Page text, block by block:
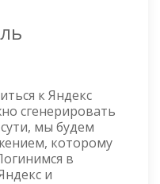
к Яндекс
сгенерировать
мы будем
которому
в
и